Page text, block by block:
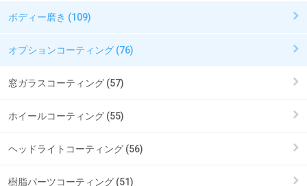
ボディー磨き (109)
オプションコーティング (76)
窓ガラスコーティング (57)
ホイールコーティング (55)
ヘッドライトコーティング (56)
樹脂パーツコーティング (51)